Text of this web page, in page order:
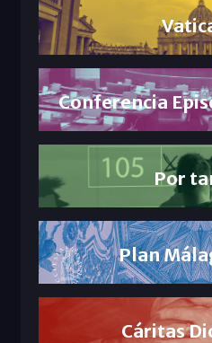
Conferencia
Por
Plan
Cáritas